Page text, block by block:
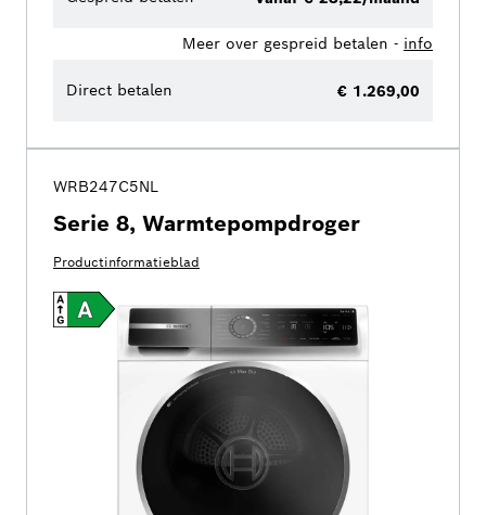
Meer over gespreid betalen - info
Direct betalen € 1.269,00
WRB247C5NL
Serie 8, Warmtepompdroger
Productinformatieblad